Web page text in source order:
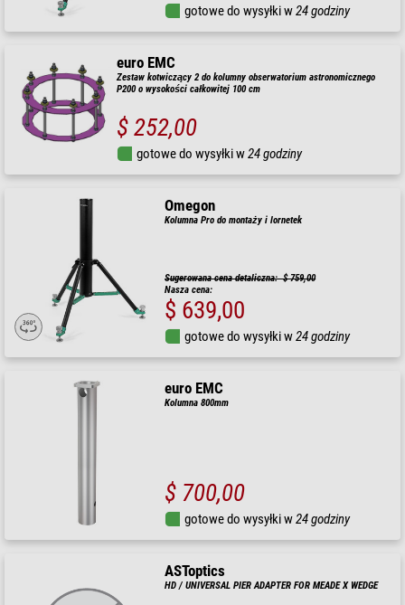
gotowe do wysyłki w24 godziny
euro EMC
Zestaw kotwiczący 2 do kolumny obserwatorium astronomicznego
P200 o wysokości całkowitej 100 cm
$ 252,00
gotowe do wysyłki w24 godziny
Omegon
Kolumna Pro do montaży i lornetek
Sugerowana cena detaliczna: $ 759,00
Nasza cena:
$ 639,00
gotowe do wysyłki w24 godziny
euro EMC
Kolumna 800mm
$ 700,00
gotowe do wysyłki w24 godziny
ASToptics
HD / UNIVERSAL PIER ADAPTER FOR MEADE X WEDGE